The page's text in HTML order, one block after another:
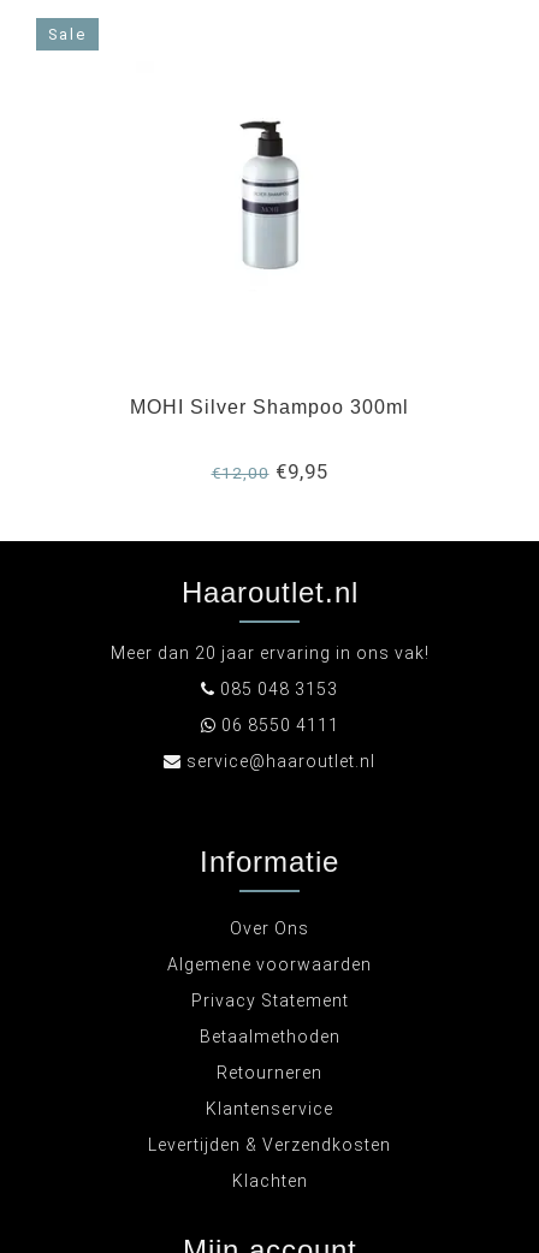
Sale
MOHI Silver Shampoo 300ml
€12,00€9,95
Haaroutlet.nl
Meer dan 20 jaar ervaring in ons vak!
085 048 3153
06 8550 4111
service@haaroutlet.nl
Informatie
Over Ons
Algemene voorwaarden
Privacy Statement
Betaalmethoden
Retourneren
Klantenservice
Levertijden & Verzendkosten
Klachten